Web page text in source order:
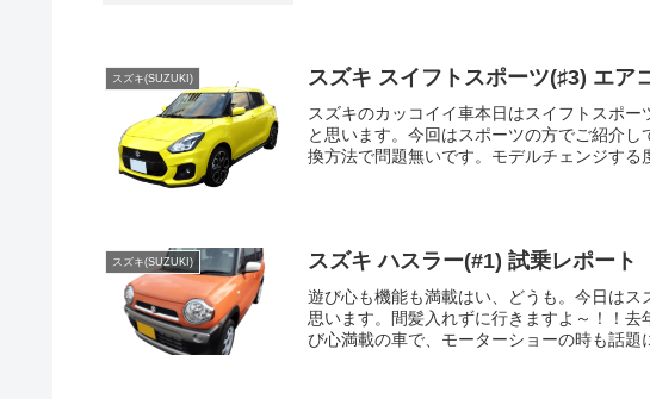
スズキ(SUZUKI) スズキ スイフトスポーツ(♯3) エア
スズキのカッコイイ車本日はスイフトスポ
と思います。今回はスポーツの方でご紹介
換方法で問題無いです。モデルチェンジす
スズキ(SUZUKI) スズキ ハスラー(#1) 試乗レポート
遊び心も機能も満載はい、どうも。今日は
思います。間髪入れずに行きますよ～！！
び心満載の車で、モーターショーの時も話